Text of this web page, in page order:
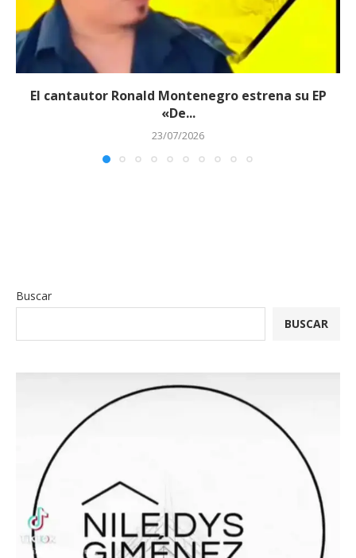
El cantautor Ronald Montenegro estrena su EP
«De...
23/07/2026
Buscar
BUSCAR